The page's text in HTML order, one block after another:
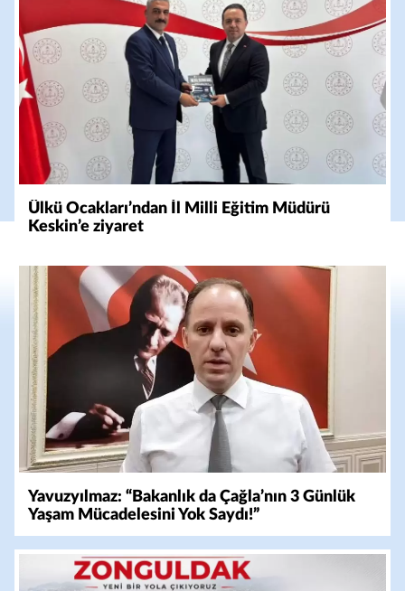
Ülkü Ocakları’ndan İl Milli Eğitim Müdürü
Keskin’e ziyaret
Yavuzyılmaz: “Bakanlık da Çağla’nın 3 Günlük
Yaşam Mücadelesini Yok Saydı!”